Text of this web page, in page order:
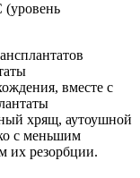
(уровень
вместе с
хрящ, аутоушной
с меньшим
их резорбции.